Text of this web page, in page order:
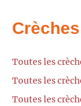
Toutes les
Toutes les
Toutes les